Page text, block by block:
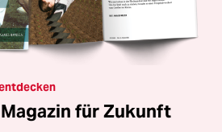
für Zukunft